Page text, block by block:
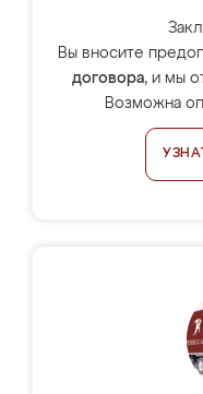
Вы вносите
договора, и мы
Возможна